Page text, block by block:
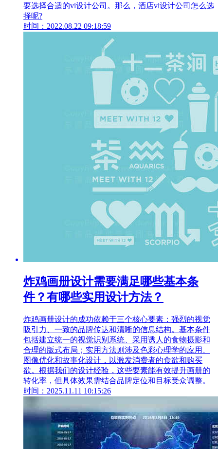
要选择合适的vi设计公司。那么，酒店vi设计公司怎么选
择呢?
时间：2022.08.22 09:18:59
炸鸡画册设计需要满足哪些基本条
件？有哪些实用设计方法？
炸鸡画册设计的成功依赖于三个核心要素：强烈的视觉
吸引力、一致的品牌传达和清晰的信息结构。基本条件
包括建立统一的视觉识别系统、采用诱人的食物摄影和
合理的版式布局；实用方法则涉及色彩心理学的应用、
图像优化和故事化设计，以激发消费者的食欲和购买
欲。根据我们的设计经验，这些要素能有效提升画册的
转化率，但具体效果需结合品牌定位和目标受众调整。
时间：2025.11.11 10:15:26